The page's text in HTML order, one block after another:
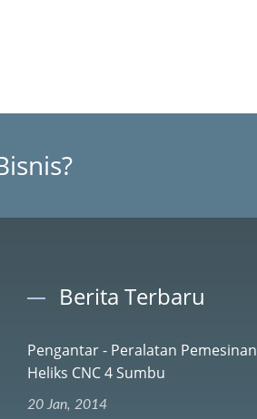
Berita Terbaru
Pengantar - Peralatan Pemesinan
Heliks CNC 4 Sumbu
20 Jan, 2014